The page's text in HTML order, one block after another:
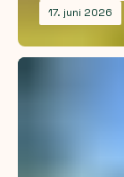
17. juni 2026